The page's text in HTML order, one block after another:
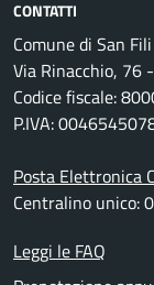
CONTATTI
Comune di San Fili
Via Rinacchio, 76
Codice fiscale:
P.IVA:
Posta Elettronica
Centralino unico:
Leggi le FAQ